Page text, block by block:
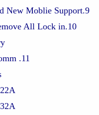
9.SPD Improve SC9832 Boot Add New Moblie Support.
All Lock in
11. Coolpad Qualcomm